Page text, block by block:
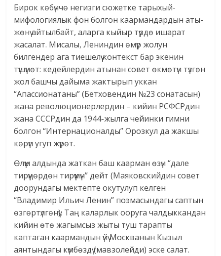
Бирок көбүнчө негизги сюжетке тарыхый-
мифологиялык фон болгон каармандардын аты-
жөнү айтылбайт, аларга кыйыр түрдө ишарат
жасалат. Мисалы, Лениндин өмүр жолун
билгендер ага тиешелүү контекст бар экенин
түшүнөт: кедейлердин атынан совет өкмөтүн түзгөн
жол башчы дайыма жактырып уккан
“Апассионатаны” (Бетховендин №23 сонатасын)
жана революционерлердин – кийин РСФСРдин
жана СССРдин да 1944-жылга чейинки гимни
болгон “Интернационалды” Орозкул да жакшы
көрүп угуп жүрөт.
Өлүм алдында жаткан баш каарман өзүн “дале
тирүүңөрдөн тирүүмүн” дейт (Маяковскийдин совет
доорундагы мектепте окутулуп келген
“Владимир Ильич Ленин” поэмасындагы саптын
өзгөртүлгөнү). Таӊ каларлык ооруга чалдыккандан
кийин өтө жагымсыз жыты туш тарапты
каптаган каармандын үйү Москванын Кызыл
аянтындагы күмбөздү (мавзолейди) эске салат.